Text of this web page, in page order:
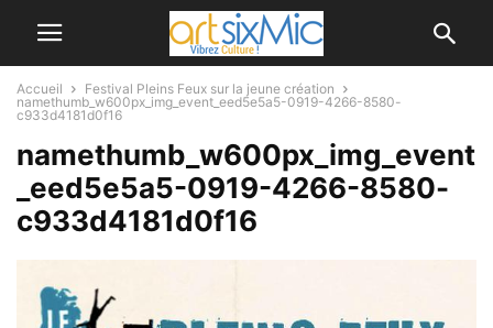
Accueil
Festival Pleins Feux sur la jeune création
namethumb_w600px_img_event_eed5e5a5-0919-4266-8580-
c933d4181d0f16
namethumb_w600px_img_event
_eed5e5a5-0919-4266-8580-
c933d4181d0f16